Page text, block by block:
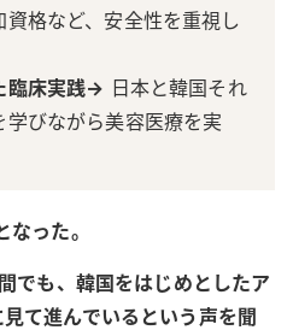
格など、安全性を重視し
臨床実践→ 日本と韓国それ
びながら美容医療を実
った。
でも、韓国をはじめとしたア
て進んでいるという声を聞